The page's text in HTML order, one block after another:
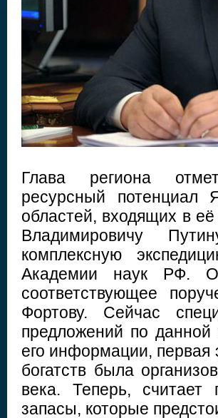
Глава региона
ресурсный потенциал
областей, входящих в
Владимировичу
комплексную
Академии наук РФ.
соответствующее
Фортову. Сейчас
предложений по
его информации, первая
богатств была
века. Теперь, считает
запасы, которые